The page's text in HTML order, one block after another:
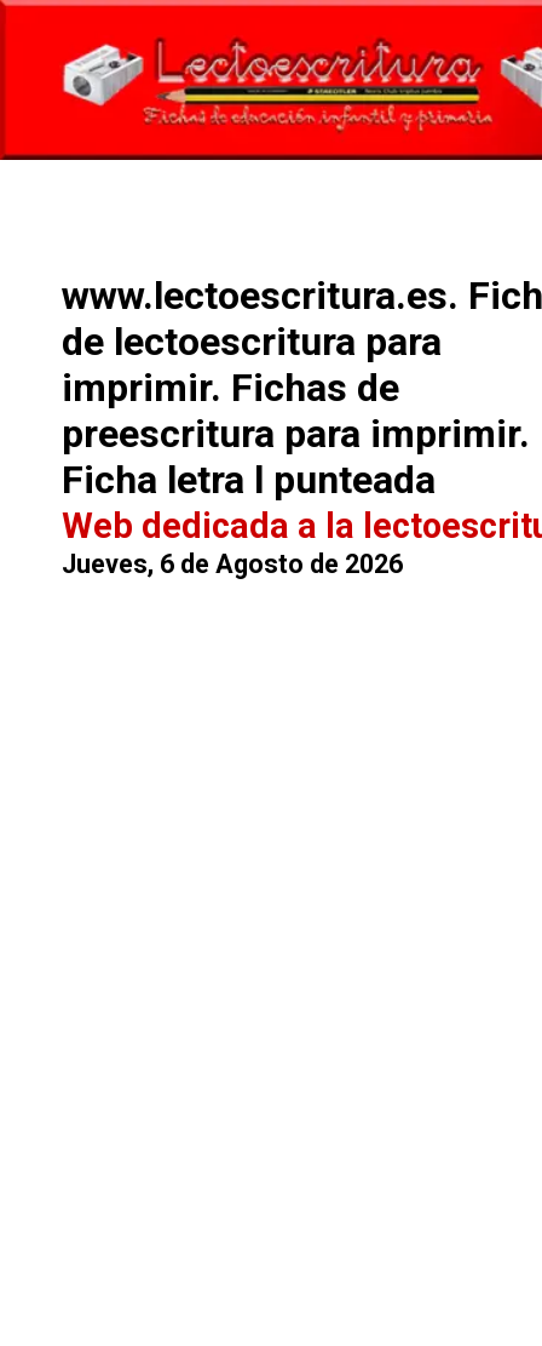
www.lectoescritura.es.
de lectoescritura para
imprimir. Fichas de
preescritura para imprimir.
Ficha letra l punteada
Web dedicada a la
Jueves, 6 de Agosto de 2026